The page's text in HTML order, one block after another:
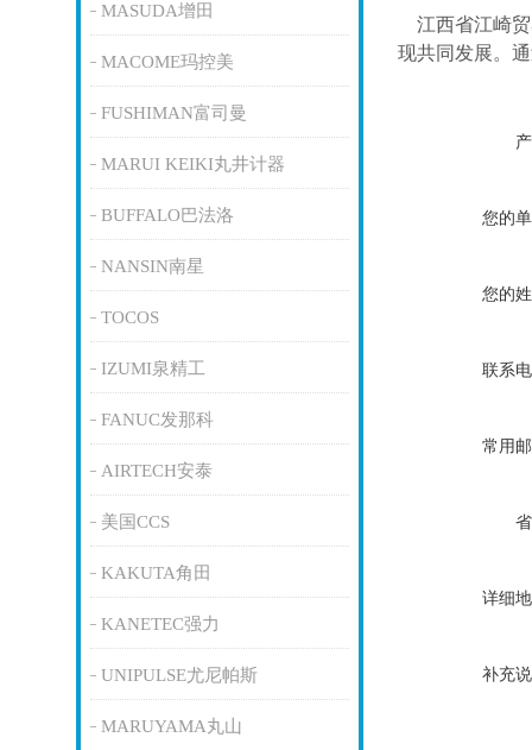
MASUDA增田
MACOME玛控美
FUSHIMAN富司曼
MARUI KEIKI丸井计器
BUFFALO巴法洛
NANSIN南星
TOCOS
IZUMI泉精工
FANUC发那科
AIRTECH安泰
美国CCS
KAKUTA角田
KANETEC强力
UNIPULSE尤尼帕斯
MARUYAMA丸山
江西省江崎
现共同发展。
您的
您的
联系
常用
详细
补充